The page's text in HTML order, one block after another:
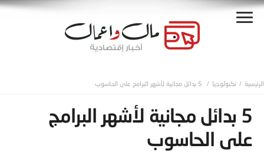
تكنولوجيا 5 بدائل مجانية لأشهر البرامج على الحاسوب
5 بدائل مجانية لأشهر البرامج
على الحاسوب